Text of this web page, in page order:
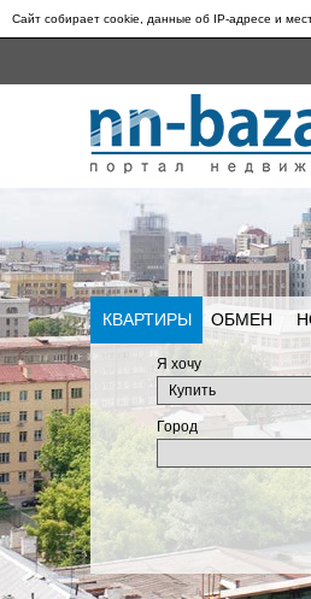
Сайт собирает cookie, данные об IP-адресе и
КВАРТИРЫ ОБМЕН
Я хочу
Город